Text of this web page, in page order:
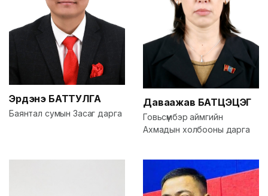
Эрдэнэ БАТТУЛГА
Баянтал сумын Засаг дарга
Даваажав БАТЦЭЦЭГ
Говьсүмбэр аймгийн
Ахмадын холбооны дарга